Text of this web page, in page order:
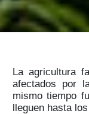
La agricultura
afectados por
mismo tiempo
lleguen hasta